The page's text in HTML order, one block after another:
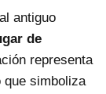
antiguo
de
representa
simboliza